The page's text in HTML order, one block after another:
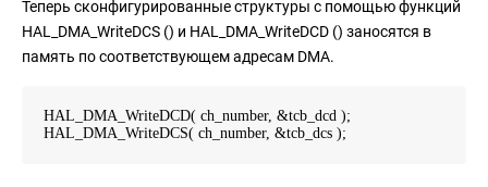
Теперь сконфигурированные структуры с помощью функций
HAL_DMA_WriteDCS () и HAL_DMA_WriteDCD () заносятся в
память по соответствующем адресам DMA.
HAL_DMA_WriteDCD( ch_number, &tcb_dcd );
HAL_DMA_WriteDCS( ch_number, &tcb_dcs );